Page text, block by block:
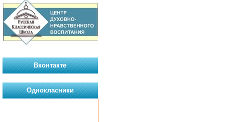
Вконтакте
Однокласники